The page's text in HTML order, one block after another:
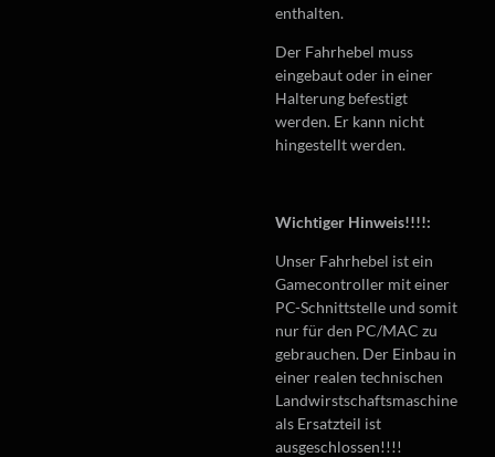
enthalten.
Der Fahrhebel muss
eingebaut oder in einer
Halterung befestigt
werden. Er kann nicht
hingestellt werden.
Wichtiger Hinweis!!!!:
Unser Fahrhebel ist ein
Gamecontroller mit einer
PC-Schnittstelle und somit
nur für den PC/MAC zu
gebrauchen. Der Einbau in
einer realen technischen
Landwirstschaftsmaschine
als Ersatzteil ist
ausgeschlossen!!!!